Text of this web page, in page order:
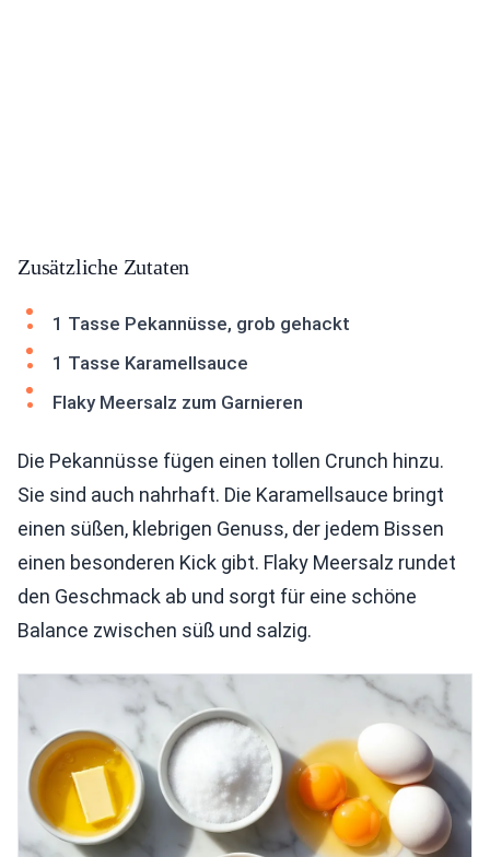
Zusätzliche Zutaten
1 Tasse Pekannüsse, grob gehackt
1 Tasse Karamellsauce
Flaky Meersalz zum Garnieren
Die Pekannüsse fügen einen tollen Crunch hinzu.
Sie sind auch nahrhaft. Die Karamellsauce bringt
einen süßen, klebrigen Genuss, der jedem Bissen
einen besonderen Kick gibt. Flaky Meersalz rundet
den Geschmack ab und sorgt für eine schöne
Balance zwischen süß und salzig.